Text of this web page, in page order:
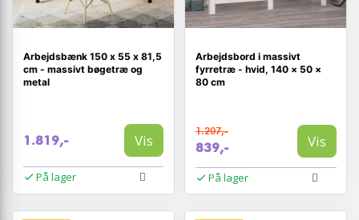
Arbejdsbænk 150 x 55 x 81,5
cm - massivt bøgetræ og
metal
1.819,- Vis
På lager
Arbejdsbord i massivt
fyrretræ - hvid, 140 × 50 ×
80 cm
1.207,-
839,- Vis
På lager